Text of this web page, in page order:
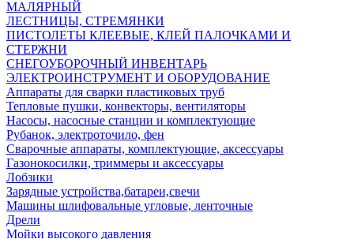
МАЛЯРНЫЙ
ЛЕСТНИЦЫ, СТРЕМЯНКИ
ПИСТОЛЕТЫ КЛЕЕВЫЕ, КЛЕЙ ПАЛОЧКАМИ И
СТЕРЖНИ
СНЕГОУБОРОЧНЫЙ ИНВЕНТАРЬ
ЭЛЕКТРОИНСТРУМЕНТ И ОБОРУДОВАНИЕ
Аппараты для сварки пластиковых труб
Тепловые пушки, конвекторы, вентиляторы
Насосы, насосные станции и комплектующие
Рубанок, электроточило, фен
Сварочные аппараты, комплектующие, аксессуары
Газонокосилки, триммеры и аксессуары
Лобзики
Зарядные устройства,батареи,свечи
Машины шлифовальные угловые, ленточные
Дрели
Мойки высокого давления